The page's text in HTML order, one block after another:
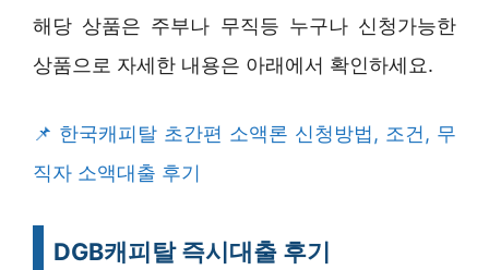
해당 상품은 주부나 무직등 누구나 신청가능한
상품으로 자세한 내용은 아래에서 확인하세요.
한국캐피탈 초간편 소액론 신청방법, 조건, 무
직자 소액대출 후기
DGB캐피탈 즉시대출 후기